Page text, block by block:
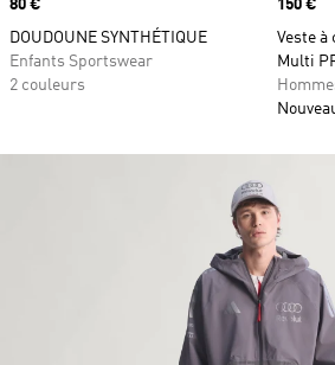
Prix
80 €
DOUDOUNE SYNTHÉTIQUE
Enfants Sportswear
2 couleurs
Prix
150 €
Veste à
Multi